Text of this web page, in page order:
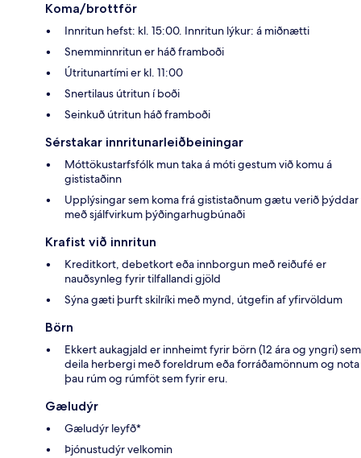
Koma/brottför
Innritun hefst: kl. 15:00. Innritun lýkur: á miðnætti
Snemminnritun er háð framboði
Útritunartími er kl. 11:00
Snertilaus útritun í boði
Seinkuð útritun háð framboði
Sérstakar innritunarleiðbeiningar
Móttökustarfsfólk mun taka á móti gestum við komu á
gististaðinn
Upplýsingar sem koma frá gististaðnum gætu verið þýddar
með sjálfvirkum þýðingarhugbúnaði
Krafist við innritun
Kreditkort, debetkort eða innborgun með reiðufé er
nauðsynleg fyrir tilfallandi gjöld
Sýna gæti þurft skilríki með mynd, útgefin af yfirvöldum
Börn
Ekkert aukagjald er innheimt fyrir börn (12 ára og yngri) sem
deila herbergi með foreldrum eða forráðamönnum og nota
þau rúm og rúmföt sem fyrir eru.
Gæludýr
Gæludýr leyfð*
Þjónustudýr velkomin